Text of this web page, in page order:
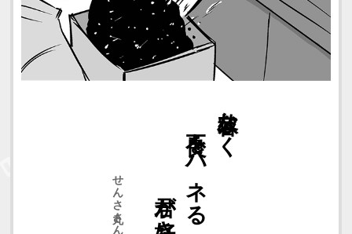
容赦なく
不良をハネる
君が好き
せんさ丸さん